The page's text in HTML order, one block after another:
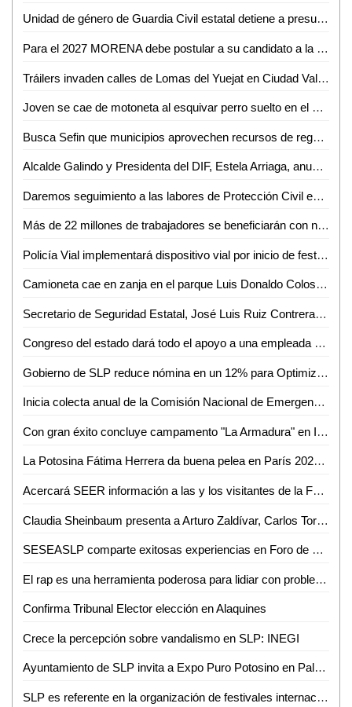
Unidad de género de Guardia Civil estatal detiene a presunto por abuso sexual
Para el 2027 MORENA debe postular a su candidato a la gubernatura sin alianzas con otros partidos: Rita Ozalia
Tráilers invaden calles de Lomas del Yuejat en Ciudad Valles
Joven se cae de motoneta al esquivar perro suelto en el bulevar México-Laredo
Busca Sefin que municipios aprovechen recursos de regularización vehicular
Alcalde Galindo y Presidenta del DIF, Estela Arriaga, anuncian ampliación de Centro Comunitario Maravillas
Daremos seguimiento a las labores de Protección Civil en Ciudad Valles: Luis Arturo Salvador
Más de 22 millones de trabajadores se beneficiarán con nuevo plan de vivienda: AMLO
Policía Vial implementará dispositivo vial por inicio de festividades en el Barrio de Tlaxcala
Camioneta cae en zanja en el parque Luis Donaldo Colosio de Valles
Secretario de Seguridad Estatal, José Luis Ruiz Contreras, se reúne con cámaras empresariales de San Luis Potosí
Congreso del estado dará todo el apoyo a una empleada que denunció que fue víctima del robo de su tarjeta de débito al dejar su bolsa en una oficina
Gobierno de SLP reduce nómina en un 12% para Optimizar Recursos
Inicia colecta anual de la Comisión Nacional de Emergencia en Ciudad Valles
Con gran éxito concluye campamento "La Armadura" en Iglesia Presbiteriana Divino Redentor
La Potosina Fátima Herrera da buena pelea en París 2024, pero no le alcanza
Acercará SEER información a las y los visitantes de la Fenapo 2024
Claudia Sheinbaum presenta a Arturo Zaldívar, Carlos Torres y Leticia Ramírez como integrantes de su gabinete
SESEASLP comparte exitosas experiencias en Foro de Mejora Regulatoria
El rap es una herramienta poderosa para lidiar con problemas cotidianos: W Valle
Confirma Tribunal Elector elección en Alaquines
Crece la percepción sobre vandalismo en SLP: INEGI
Ayuntamiento de SLP invita a Expo Puro Potosino en Palacio Municipal
SLP es referente en la organización de festivales internacionales: UNAM